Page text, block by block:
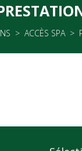
ACCÈS SPA